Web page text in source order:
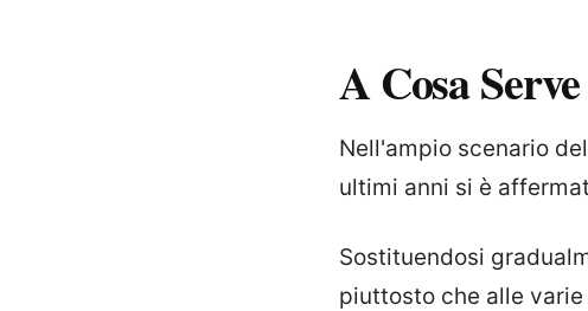
A Cosa Serve
Nell'ampio scenario
ultimi anni si è
Sostituendosi
piuttosto che alle varie